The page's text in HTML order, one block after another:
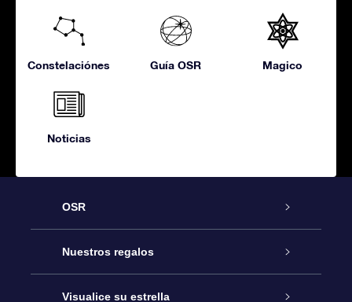
Constelaciónes Guía OSR Magico
Noticias
OSR
Atención
Contáctanos
Nuestros regalos
Regalo Estrella Online
Visualice su estrella